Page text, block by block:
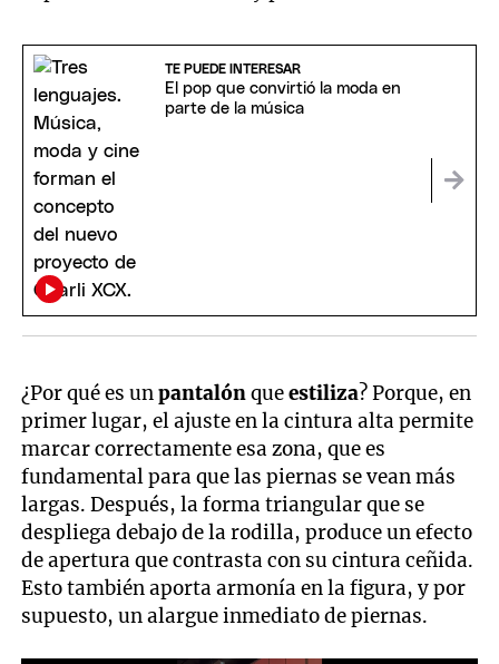
TE PUEDE INTERESAR
El pop que convirtió la moda en
parte de la música
¿Por qué es unpantalónqueestiliza? Porque, en
primer lugar, el ajuste en la cintura alta permite
marcar correctamente esa zona, que es
fundamental para que las piernas se vean más
largas. Después, la forma triangular que se
despliega debajo de la rodilla, produce un efecto
de apertura que contrasta con su cintura ceñida.
Esto también aporta armonía en la figura, y por
supuesto, un alargue inmediato de piernas.